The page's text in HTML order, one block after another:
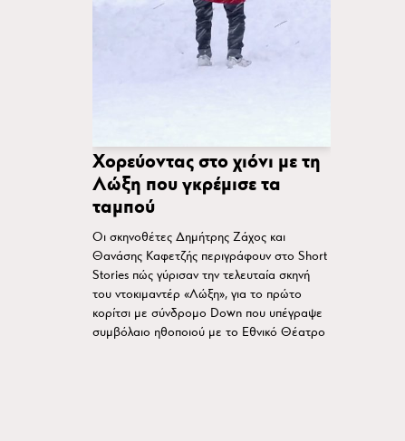
Χορεύοντας στο χιόνι με τη
Λώξη που γκρέμισε τα
ταμπού
Οι σκηνοθέτες Δημήτρης Ζάχος και
Θανάσης Καφετζής περιγράφουν στο Short
Stories πώς γύρισαν την τελευταία σκηνή
του ντοκιμαντέρ «Λώξη», για το πρώτο
κορίτσι με σύνδρομο Down που υπέγραψε
συμβόλαιο ηθοποιού με το Εθνικό Θέατρο